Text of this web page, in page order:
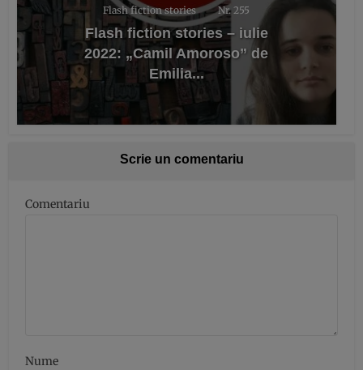
Flash fiction stories Nr. 255
Flash fiction stories – iulie
2022: „Camil Amoroso” de
Emilia...
Scrie un comentariu
Comentariu
Nume